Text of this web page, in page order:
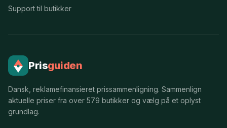
Support til butikker
Prisguiden
Dansk, reklamefinansieret prissammenligning. Sammenlign
aktuelle priser fra over 579 butikker og vælg på et oplyst
grundlag.